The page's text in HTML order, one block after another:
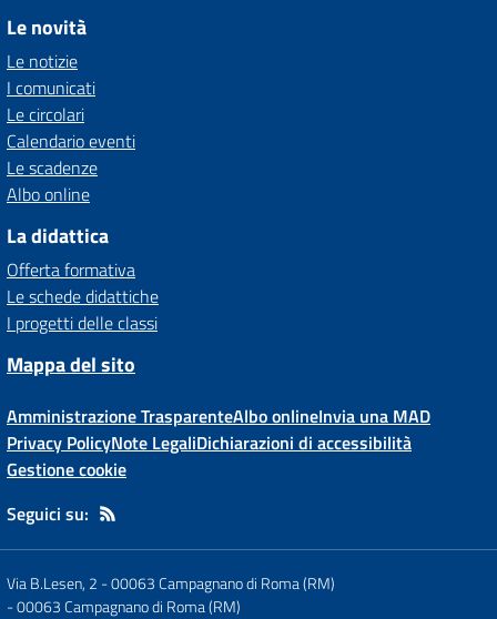
Le novità
Le notizie
I comunicati
Le circolari
Calendario eventi
Le scadenze
Albo online
La didattica
Offerta formativa
Le schede didattiche
I progetti delle classi
Mappa del sito
Amministrazione TrasparenteAlbo onlineInvia una MAD
Privacy PolicyNote LegaliDichiarazioni di accessibilità
Gestione cookie
Seguici su:
Via B.Lesen, 2 - 00063 Campagnano di Roma (RM)
-00063 Campagnano di Roma (RM)